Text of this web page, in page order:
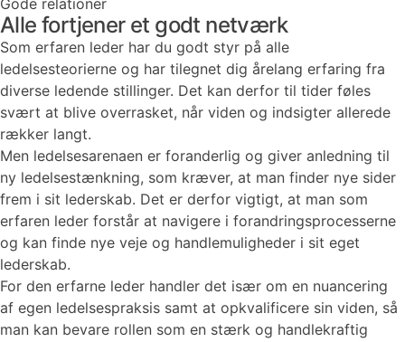
Gode relationer
Alle fortjener et godt netværk
Som erfaren leder har du godt styr på alle
ledelsesteorierne og har tilegnet dig årelang erfaring fra
diverse ledende stillinger. Det kan derfor til tider føles
svært at blive overrasket, når viden og indsigter allerede
rækker langt.
Men ledelsesarenaen er foranderlig og giver anledning til
ny ledelsestænkning, som kræver, at man finder nye sider
frem i sit lederskab. Det er derfor vigtigt, at man som
erfaren leder forstår at navigere i forandringsprocesserne
og kan finde nye veje og handlemuligheder i sit eget
lederskab.
For den erfarne leder handler det især om en nuancering
af egen ledelsespraksis samt at opkvalificere sin viden, så
man kan bevare rollen som en stærk og handlekraftig